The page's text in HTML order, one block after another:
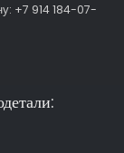
+7 914 184-07-